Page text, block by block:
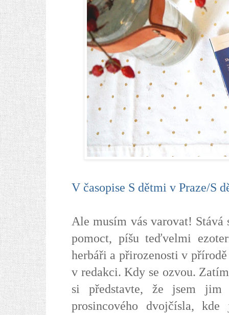
V časopise S dětmi v Praze/S
Ale musím vás varovat! Stává
pomoct, píšu teďvelmi
herbáři a přirozenosti v přírodě
v redakci. Kdy se ozvou.
si představte, že jsem jim
prosincového dvojčísla,